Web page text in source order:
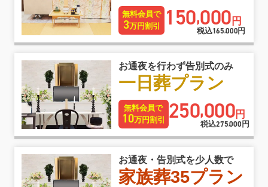
無料会員で
3万円割引 150,000 円
税込165,000円
お通夜を行わず告別式のみ
一日葬プラン
無料会員で
10万円割引 250,000円
税込275,000 円
お通夜・告別式を少人数で
家族葬35プラン